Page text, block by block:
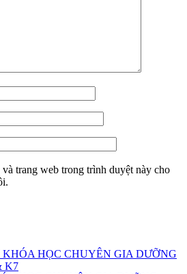
trang web trong trình duyệt này cho
HỌC CHUYÊN GIA DƯỠNG
K7